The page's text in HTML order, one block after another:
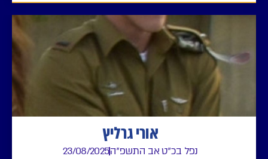
אורי גרליץ
נפל בכ"ט אב התשפ"ה23/08/2025